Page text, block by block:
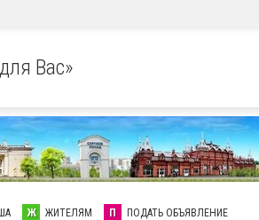
Вас»
Ж ЖИТЕЛЯМ П ПОДАТЬ ОБЪЯВЛЕНИЕ